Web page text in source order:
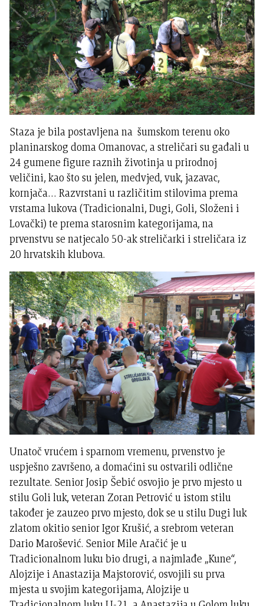
Staza je bila postavljena na šumskom terenu oko
planinarskog doma Omanovac, a streličari su gađali u
24 gumene figure raznih životinja u prirodnoj
veličini, kao što su jelen, medvjed, vuk, jazavac,
kornjača… Razvrstani u različitim stilovima prema
vrstama lukova (Tradicionalni, Dugi, Goli, Složeni i
Lovački) te prema starosnim kategorijama, na
prvenstvu se natjecalo 50-ak streličarki i streličara iz
20 hrvatskih klubova.
Unatoč vrućem i sparnom vremenu, prvenstvo je
uspješno završeno, a domaćini su ostvarili odlične
rezultate. Senior Josip Šebić osvojio je prvo mjesto u
stilu Goli luk, veteran Zoran Petrović u istom stilu
također je zauzeo prvo mjesto, dok se u stilu Dugi luk
zlatom okitio senior Igor Krušić, a srebrom veteran
Dario Marošević. Senior Mile Aračić je u
Tradicionalnom luku bio drugi, a najmlađe „Kune“,
Alojzije i Anastazija Majstorović, osvojili su prva
mjesta u svojim kategorijama, Alojzije u